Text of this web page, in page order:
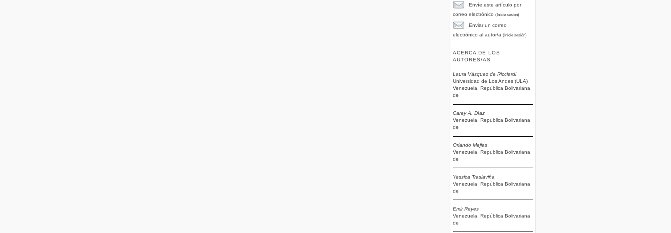
Envíe este artículo por
correo electrónico (Inicie sesión)
Enviar un correo
electrónico al autor/a (Inicie sesión)
ACERCA DE LOS
AUTORES/AS
Laura Vásquez de Ricciardi
Universidad de Los Andes (ULA)
Venezuela, República Bolivariana
de
Carey A. Díaz
Venezuela, República Bolivariana
de
Orlando Mejias
Venezuela, República Bolivariana
de
Yessica Traslaviña
Venezuela, República Bolivariana
de
Emir Reyes
Venezuela, República Bolivariana
de